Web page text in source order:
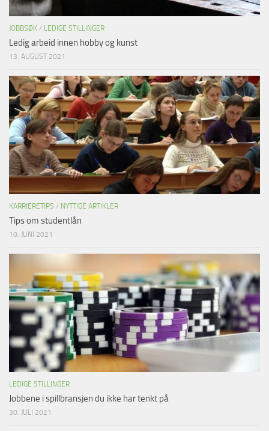
JOBBSØK / LEDIGE STILLINGER
Ledig arbeid innen hobby og kunst
13. AUGUST 2021
KARRIERETIPS / NYTTIGE ARTIKLER
Tips om studentlån
10. JUNI 2021
LEDIGE STILLINGER
Jobbene i spillbransjen du ikke har tenkt på
30. JULI 2021